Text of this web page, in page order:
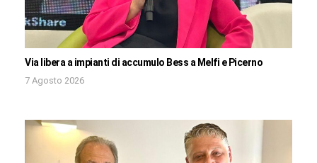
Via libera a impianti di accumulo Bess a Melfi e Picerno
7 Agosto 2026